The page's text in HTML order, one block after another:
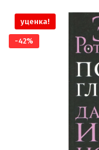
уценка!
-42%